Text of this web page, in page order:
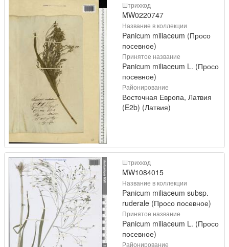
Штрихкод
MW0220747
Название в коллекции
Panicum miliaceum (Просо
посевное)
Принятое название
Panicum miliaceum L. (Просо
посевное)
Районирование
Восточная Европа, Латвия
(E2b) (Латвия)
Штрихкод
MW1084015
Название в коллекции
Panicum miliaceum subsp.
ruderale (Просо посевное)
Принятое название
Panicum miliaceum L. (Просо
посевное)
Районирование